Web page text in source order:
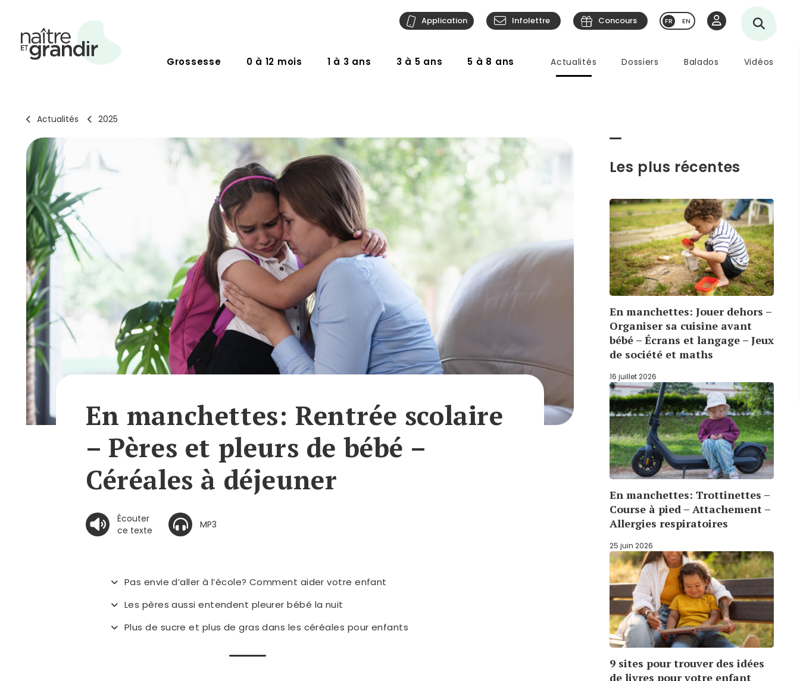
Grossesse 0 à 12 mois 1 à 3 ans 3 à 5 ans 5 à 8 ans Actualités Dossiers Balados Vidéos
Application Infolettre Concours EN
Actualités 2025
En manchettes: Rentrée scolaire
– Pères et pleurs de bébé –
Céréales à déjeuner
Écouter
ce texte
MP3
Pas envie d’aller à l’école? Comment aider votre enfant
Les pères aussi entendent pleurer bébé la nuit
Plus de sucre et plus de gras dans les céréales pour enfants
Les plus récentes
En manchettes: Jouer dehors –
Organiser sa cuisine avant
bébé – Écrans et langage – Jeux
de société et maths
16 juillet 2026
En manchettes: Trottinettes –
Course à pied – Attachement –
Allergies respiratoires
25 juin 2026
9 sites pour trouver des idées
de livres pour votre enfant